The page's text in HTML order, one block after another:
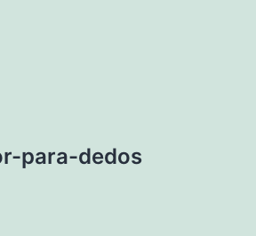
para-dedos